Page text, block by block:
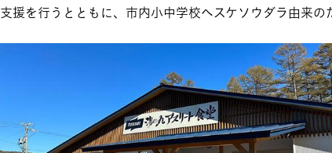
支援を行うとともに、市内小中学校へスケソウダラ由来の